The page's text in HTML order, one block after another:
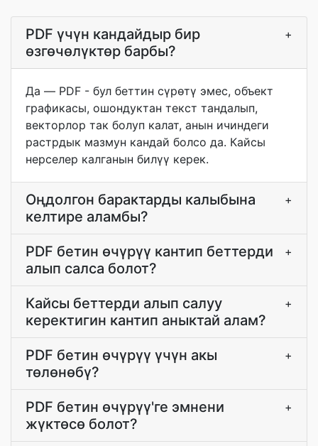
PDF үчүн кандайдыр бир
өзгөчөлүктөр барбы?
+
Да — PDF - бул беттин сүрөтү эмес, объект
графикасы, ошондуктан текст тандалып,
векторлор так болуп калат, анын ичиндеги
растрдык мазмун кандай болсо да. Кайсы
нерселер калганын билүү керек.
Оңдолгон барактарды калыбына
келтире аламбы?
+
PDF бетин өчүрүү кантип беттерди
алып салса болот?
+
Кайсы беттерди алып салуу
керектигин кантип аныктай алам?
+
PDF бетин өчүрүү үчүн акы
төлөнөбү?
+
PDF бетин өчүрүү'ге эмнени
жүктөсө болот?
+